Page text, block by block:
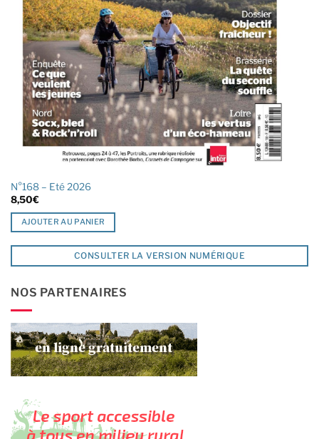
N°168 – Eté 2026
8,50€
AJOUTER AU PANIER
CONSULTER LA VERSION NUMÉRIQUE
NOS PARTENAIRES